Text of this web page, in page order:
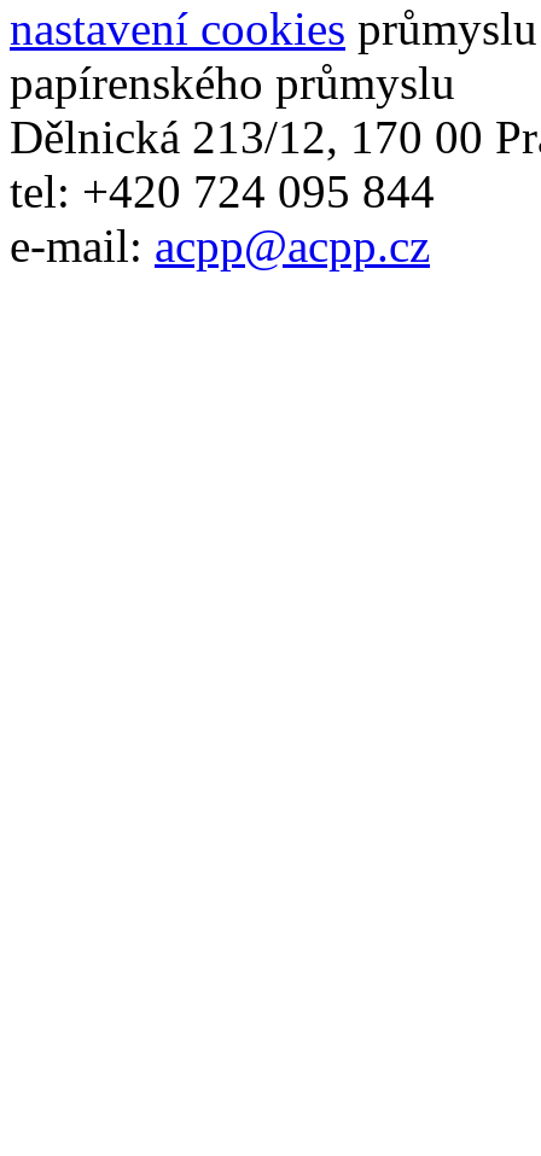
nastavení cookies
papírenského průmyslu
Dělnická 213/12, 170 00
tel: +420 724 095 844
e-mail: acpp@acpp.cz